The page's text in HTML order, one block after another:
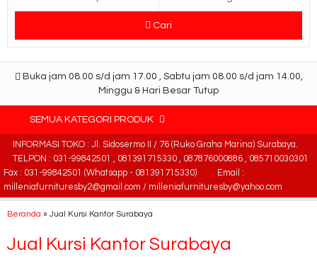
Cari
Buka jam 08.00 s/d jam 17.00 , Sabtu jam 08.00 s/d jam 14.00,
Minggu & Hari Besar Tutup
SEMUA KATEGORI PRODUK
INFORMASI TOKO : Jl. Sidosermo II / 76 (Ruko Graha Marina) Surabaya.
TELPON : 031-99842501 , 081391715330 , 087876000886 , 085710030301
Fax : 031-99842501 (Whatsapp - 081391715330)
Email :
milleniafurnituresby2@gmail.com / milleniafurnituresby@yahoo.com
Beranda » Jual Kursi Kantor Surabaya
Jual Kursi Kantor Surabaya